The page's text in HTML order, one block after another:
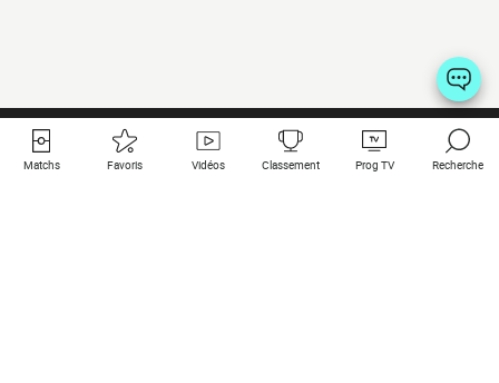
Matchs Favoris Vidéos Classement Prog TV Recherche